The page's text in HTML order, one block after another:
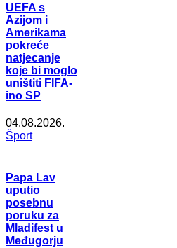
UEFA s
Azijom i
Amerikama
pokreće
natjecanje
koje bi moglo
uništiti FIFA-
ino SP
04.08.2026.
Šport
Papa Lav
uputio
posebnu
poruku za
Mladifest u
Međugorju